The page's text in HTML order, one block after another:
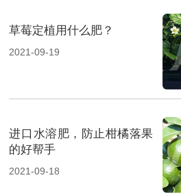
草莓定植用什么肥？
2021-09-19
进口水溶肥，防止柑橘落果
的好帮手
2021-09-18